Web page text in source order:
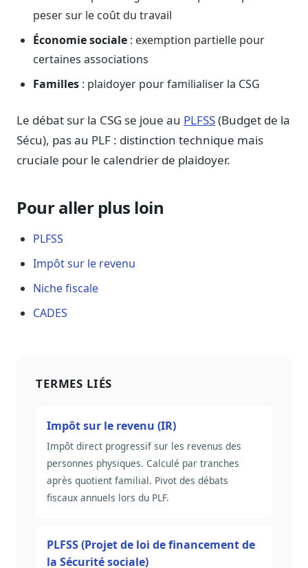
peser sur le coût du travail
Économie sociale : exemption partielle pour
certaines associations
Familles : plaidoyer pour familialiser la CSG
Le débat sur la CSG se joue au PLFSS(Budget de la
Sécu), pas au PLF : distinction technique mais
cruciale pour le calendrier de plaidoyer.
Pour aller plus loin
PLFSS
Impôt sur le revenu
Niche fiscale
CADES
TERMES LIÉS
Impôt sur le revenu (IR)
Impôt direct progressif sur les revenus des
personnes physiques. Calculé par tranches
après quotient familial. Pivot des débats
fiscaux annuels lors du PLF.
PLFSS (Projet de loi de financement de
la Sécurité sociale)